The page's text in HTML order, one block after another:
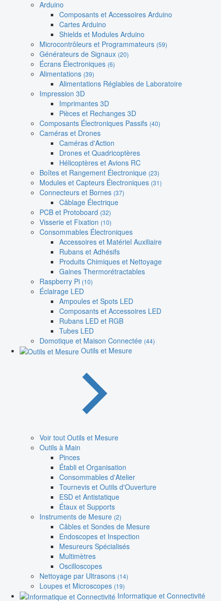
Arduino
Composants et Accessoires Arduino
Cartes Arduino
Shields et Modules Arduino
Microcontrôleurs et Programmateurs (59)
Générateurs de Signaux (20)
Écrans Électroniques (6)
Alimentations (39)
Alimentations Réglables de Laboratoire
Impression 3D
Imprimantes 3D
Pièces et Rechanges 3D
Composants Électroniques Passifs (40)
Caméras et Drones
Caméras d'Action
Drones et Quadricoptères
Hélicoptères et Avions RC
Boîtes et Rangement Électronique (23)
Modules et Capteurs Électroniques (31)
Connecteurs et Bornes (37)
Câblage Électrique
PCB et Protoboard (32)
Visserie et Fixation (10)
Consommables Électroniques
Accessoires et Matériel Auxiliaire
Rubans et Adhésifs
Produits Chimiques et Nettoyage
Gaines Thermorétractables
Raspberry Pi (10)
Éclairage LED
Ampoules et Spots LED
Composants et Accessoires LED
Rubans LED et RGB
Tubes LED
Domotique et Maison Connectée (44)
Outils et Mesure
Voir tout Outils et Mesure
Outils à Main
Pinces
Établi et Organisation
Consommables d'Atelier
Tournevis et Outils d'Ouverture
ESD et Antistatique
Étaux et Supports
Instruments de Mesure (2)
Câbles et Sondes de Mesure
Endoscopes et Inspection
Mesureurs Spécialisés
Multimètres
Oscilloscopes
Nettoyage par Ultrasons (14)
Loupes et Microscopes (19)
Informatique et Connectivité